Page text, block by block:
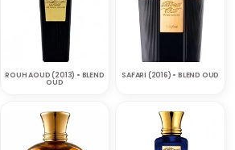
ROUH AOUD (2013) • BLEND
OUD
SAFARI (2016) • BLEND OUD